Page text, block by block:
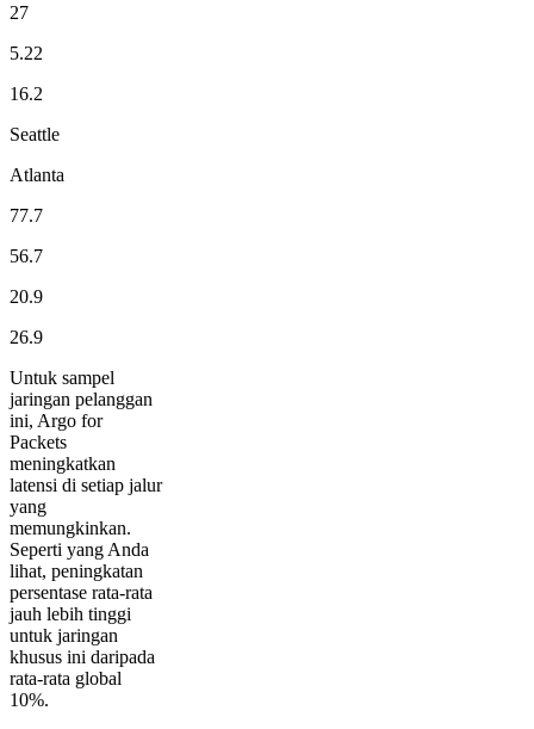
27
5.22
16.2
Seattle
Atlanta
77.7
56.7
20.9
26.9
Untuk sampel
jaringan pelanggan
ini, Argo for
Packets
meningkatkan
latensi di setiap jalur
yang
memungkinkan.
Seperti yang Anda
lihat, peningkatan
persentase rata-rata
jauh lebih tinggi
untuk jaringan
khusus ini daripada
rata-rata global
10%.